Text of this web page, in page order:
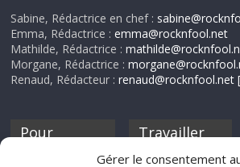
Gérer le consentement
Sabine, Rédactrice en chef :
Emma, Rédactrice :emma@rocknfool.net
Mathilde, Rédactrice :
Morgane, Rédactrice :
Renaud, Rédacteur :renaud@rocknfool.net
Pour
Travailler